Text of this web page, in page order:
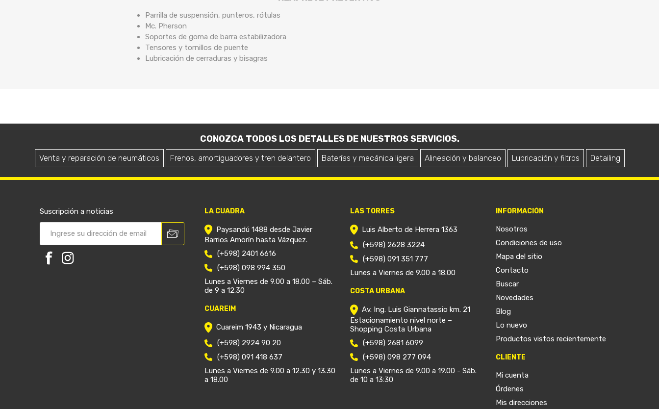
Parrilla de suspensión, punteros, rótulas
Mc. Pherson
Soportes de goma de barra estabilizadora
Tensores y tornillos de puente
Lubricación de cerraduras y bisagras
CONOZCA TODOS LOS DETALLES DE NUESTROS SERVICIOS.
Venta y reparación de neumáticos Frenos, amortiguadores y tren delantero Baterías y mecánica ligera Alineación y balanceo Lubricación y filtros Detailing
Suscripción a noticias LA CUADRA
Paysandú 1488 desde Javier
Barrios Amorín hasta Vázquez.
(+598) 2401 6616
(+598) 098 994 350
Lunes a Viernes de 9.00 a 18.00 – Sáb.
de 9 a 12.30
CUAREIM
Cuareim 1943 y Nicaragua
(+598) 2924 90 20
(+598) 091 418 637
Lunes a Viernes de 9.00 a 12.30 y 13.30
a 18.00
LAS TORRES
Luis Alberto de Herrera 1363
(+598) 2628 3224
(+598) 091 351 777
Lunes a Viernes de 9.00 a 18.00
COSTA URBANA
Av. Ing. Luis Giannatassio km. 21
Estacionamiento nivel norte –
Shopping Costa Urbana
(+598) 2681 6099
(+598) 098 277 094
Lunes a Viernes de 9.00 a 19.00 - Sáb.
de 10 a 13:30
INFORMACIÓN
Nosotros
Condiciones de uso
Mapa del sitio
Contacto
Buscar
Novedades
Blog
Lo nuevo
Productos vistos recientemente
CLIENTE
Mi cuenta
Órdenes
Mis direcciones